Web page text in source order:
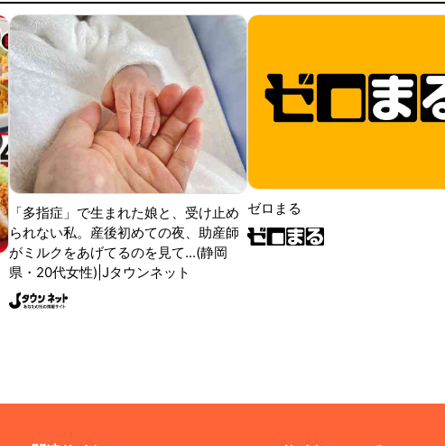
「多指症」で生まれた娘と、受け止め
られない私。産後初めての夜、助産師
がミルクをあげてるのを見て...(静岡
県・20代女性)|Jタウンネット
ゼロまる